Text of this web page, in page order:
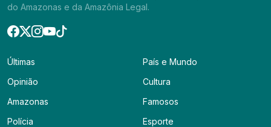
do Amazonas e da Amazônia Legal.
Últimas
Opinião
Amazonas
Polícia
País e Mundo
Cultura
Famosos
Esporte